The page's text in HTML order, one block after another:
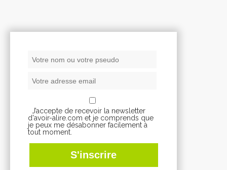
J’accepte de recevoir la newsletter
d'avoir-alire.com et je comprends que
je peux me désabonner facilement à
tout moment.